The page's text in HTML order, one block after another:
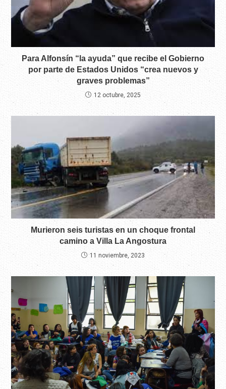
Para Alfonsín “la ayuda” que recibe el Gobierno
por parte de Estados Unidos “crea nuevos y
graves problemas”
12 octubre, 2025
Murieron seis turistas en un choque frontal
camino a Villa La Angostura
11 noviembre, 2023